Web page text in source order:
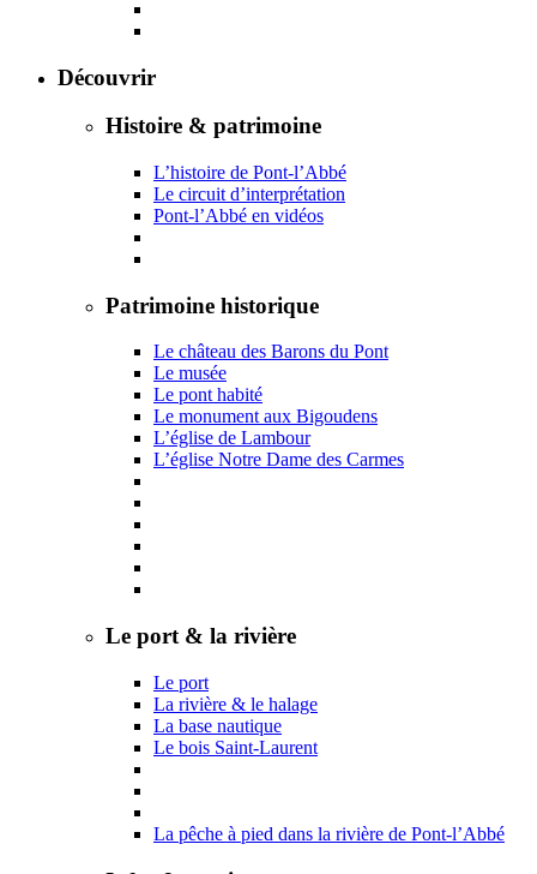
Découvrir
Histoire & patrimoine
L’histoire de Pont-l’Abbé
Le circuit d’interprétation
Pont-l’Abbé en vidéos
Patrimoine historique
Le château des Barons du Pont
Le musée
Le pont habité
Le monument aux Bigoudens
L’église de Lambour
L’église Notre Dame des Carmes
Le port & la rivière
Le port
La rivière & le halage
La base nautique
Le bois Saint-Laurent
La pêche à pied dans la rivière de Pont-l’Abbé